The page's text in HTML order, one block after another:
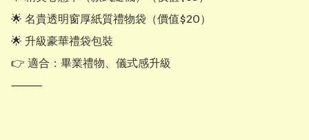
🌟 名貴透明窗厚紙質禮物袋（價值$20）
🌟 升級豪華禮袋包裝
👉 適合：畢業禮物、儀式感升級
⸻